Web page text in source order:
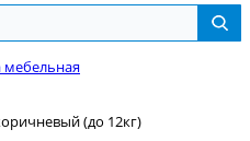
мебельная
(до 12кг)